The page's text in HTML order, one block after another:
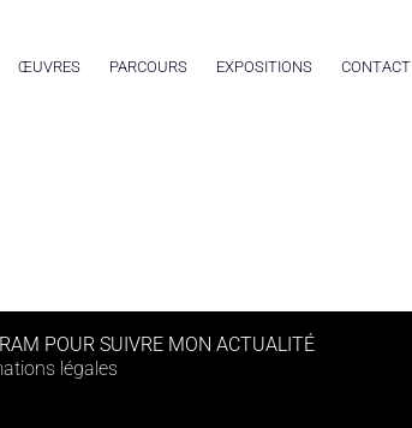
ŒUVRES PARCOURS EXPOSITIONS CONTACT
POUR SUIVRE MON ACTUALITÉ
légales